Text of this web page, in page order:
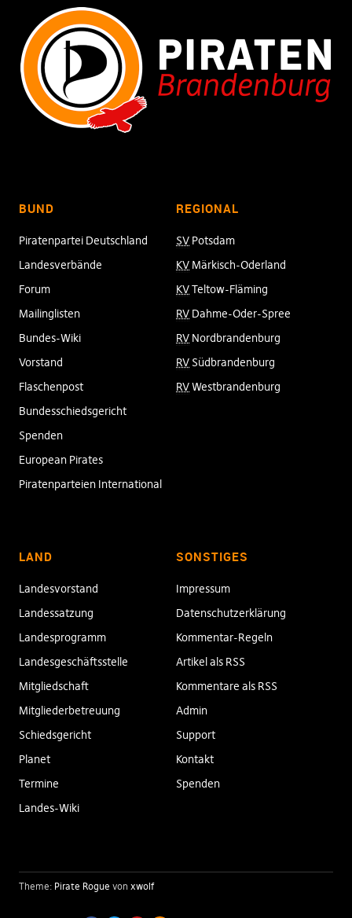
BUND
Piratenpartei Deutschland
Landesverbände
Forum
Mailinglisten
Bundes-Wiki
Vorstand
Flaschenpost
Bundesschiedsgericht
Spenden
European Pirates
Piratenparteien International
REGIONAL
SV Potsdam
KV Märkisch-Oderland
KVTeltow-Fläming
RV Dahme-Oder-Spree
RV Nordbrandenburg
RV Südbrandenburg
RVWestbrandenburg
LAND
Landesvorstand
Landessatzung
Landesprogramm
Landesgeschäftsstelle
Mitgliedschaft
Mitgliederbetreuung
Schiedsgericht
Planet
Termine
Landes-Wiki
SONSTIGES
Impressum
Datenschutzerklärung
Kommentar-Regeln
Artikel als RSS
Kommentare als RSS
Admin
Support
Kontakt
Spenden
Theme: Pirate Rogue von xwolf